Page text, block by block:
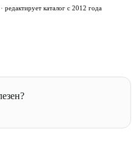
каталог с 2012 года